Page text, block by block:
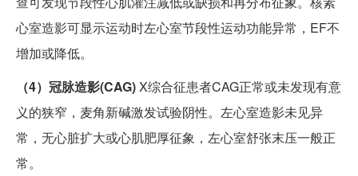
心室造影可显示运动时左心室节段性运动功能异常，EF不
增加或降低。
（4）冠脉造影(CAG)X综合征患者CAG正常或未发现有意
义的狭窄，麦角新碱激发试验阴性。左心室造影未见异
常，无心脏扩大或心肌肥厚征象，左心室舒张末压一般正
常。